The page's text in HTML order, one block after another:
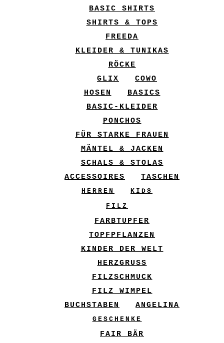
BASIC SHIRTS
SHIRTS & TOPS
FREEDA
KLEIDER & TUNIKAS
RÖCKE
GLIX
COWO
HOSEN
BASICS
BASIC-KLEIDER
PONCHOS
FÜR STARKE FRAUEN
MÄNTEL & JACKEN
SCHALS & STOLAS
ACCESSOIRES
TASCHEN
HERREN
KIDS
FILZ
FARBTUPFER
TOPFPFLANZEN
KINDER DER WELT
HERZGRUSS
FILZSCHMUCK
FILZ WIMPEL
BUCHSTABEN
ANGELINA
GESCHENKE
FAIR BÄR